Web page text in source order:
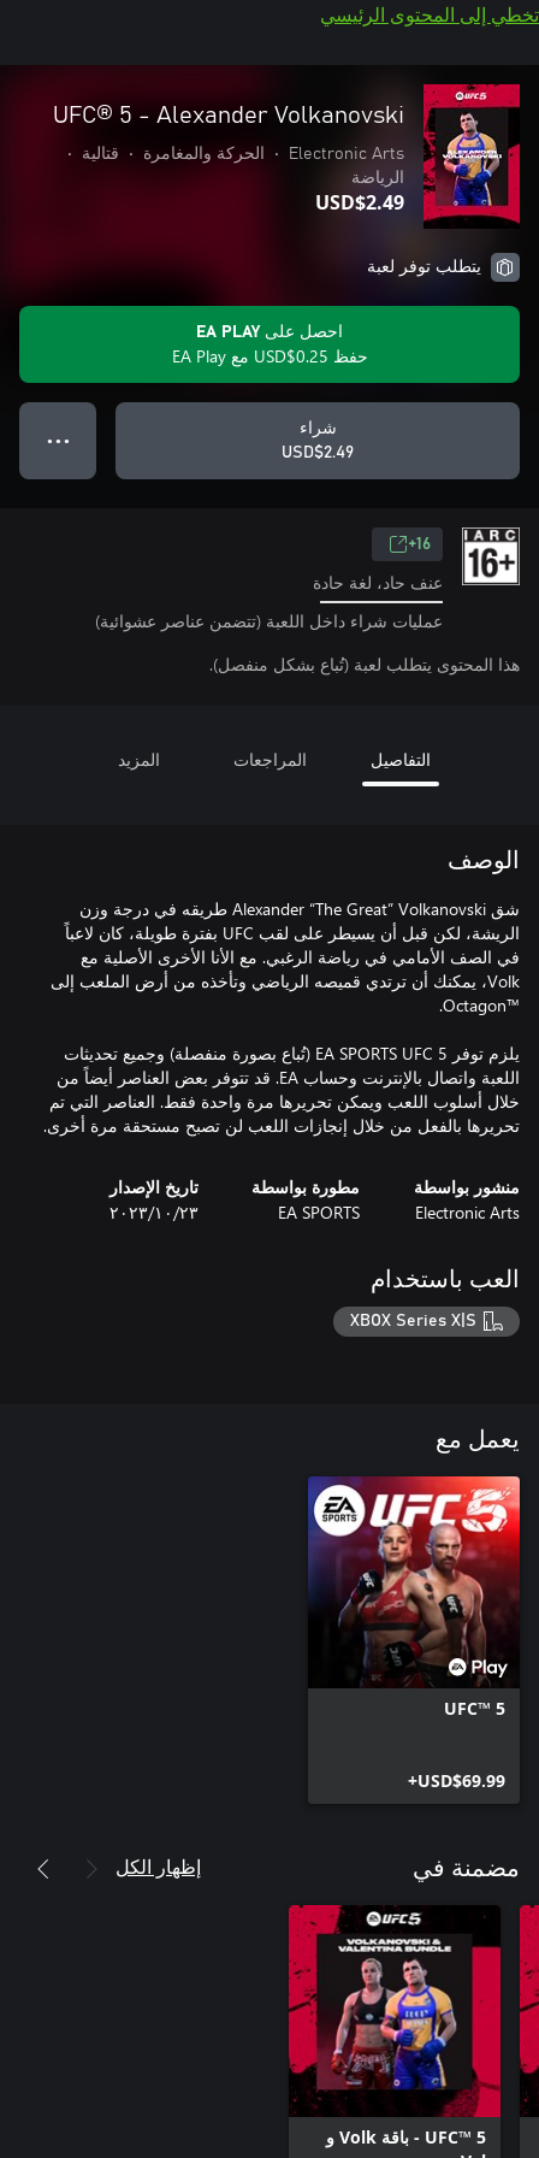
تخطي إلى المحتوى الرئيسي
UFC® 5 - Alexander Volkanovski
Electronic Arts
• الحركة والمغامرة • قتالية
•
الرياضة
USD$2.49
يتطلب توفر لعبة
احصل على EA PLAY
حفظ USD$0.25 مع EA Play
شراء
USD$2.49
● ● ●
16+
عنف حاد، لغة حادة
عمليات شراء داخل اللعبة (تتضمن عناصر عشوائية)
هذا المحتوى يتطلب لعبة (تُباع بشكل منفصل).
التفاصيل المراجعات المزيد
الوصف
شق Alexander “The Great” Volkanovski طريقه في درجة وزن
الريشة، لكن قبل أن يسيطر على لقب UFC بفترة طويلة، كان لاعباً
في الصف الأمامي في رياضة الرغبي. مع الأنا الأخرى الأصلية مع
Volk، يمكنك أن ترتدي قميصه الرياضي وتأخذه من أرض الملعب إلى
يلزم توفر EA SPORTS UFC 5 (تُباع بصورة منفصلة) وجميع تحديثات
اللعبة واتصال بالإنترنت وحساب EA. قد تتوفر بعض العناصر أيضاً من
خلال أسلوب اللعب ويمكن تحريرها مرة واحدة فقط. العناصر التي تم
تحريرها بالفعل من خلال إنجازات اللعب لن تصبح مستحقة مرة أخرى.
منشور بواسطة
Electronic Arts
مطورة بواسطة
EA SPORTS
تاريخ الإصدار
٢٣‏/١٠‏/٢٠٢٣
العب باستخدام
XBOX Series X|S
يعمل مع
UFC™ 5
USD$69.99+
مضمنة في إظهار الكل
UFC™ 5 - باقة Volk و